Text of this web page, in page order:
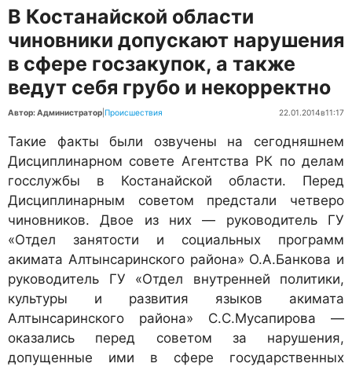
В Костанайской области
чиновники допускают нарушения
в сфере госзакупок, а также
ведут себя грубо и некорректно
Автор: Администратор Происшествия 22.01.2014в11:17
Такие факты были озвучены на сегодняшнем
Дисциплинарном совете Агентства РК по делам
госслужбы в Костанайской области. Перед
Дисциплинарным советом предстали четверо
чиновников. Двое из них — руководитель ГУ
«Отдел занятости и социальных программ
акимата Алтынсаринского района» О.А.Банкова и
руководитель ГУ «Отдел внутренней политики,
культуры и развития языков акимата
Алтынсаринского района» С.С.Мусапирова —
оказались перед советом за нарушения,
допущенные ими в сфере государственных